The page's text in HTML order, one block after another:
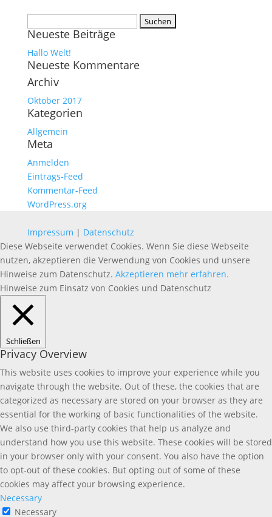
nach:
Neueste Beiträge
Hallo Welt!
Neueste Kommentare
Archiv
Oktober 2017
Kategorien
Allgemein
Meta
Anmelden
Eintrags-Feed
Kommentar-Feed
WordPress.org
Impressum | Datenschutz
Diese Webseite verwendet Cookies. Wenn Sie diese Webseite
nutzen, akzeptieren die Verwendung von Cookies und unsere
Hinweise zum Datenschutz. Akzeptieren mehr erfahren.
Hinweise zum Einsatz von Cookies und Datenschutz
Schließen
Privacy Overview
This website uses cookies to improve your experience while you
navigate through the website. Out of these, the cookies that are
categorized as necessary are stored on your browser as they are
essential for the working of basic functionalities of the website.
We also use third-party cookies that help us analyze and
understand how you use this website. These cookies will be stored
in your browser only with your consent. You also have the option
to opt-out of these cookies. But opting out of some of these
cookies may affect your browsing experience.
Necessary
Necessary